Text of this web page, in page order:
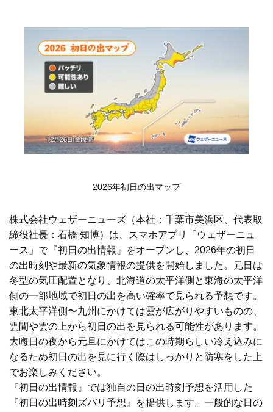
2026年初日の出マップ
株式会社ウェザーニューズ（本社：千葉市美浜区、代表取
締役社長：石橋 知博）は、スマホアプリ「ウェザーニュ
ース」で『初日の出情報』をオープンし、2026年の初日
の出時刻や最新の気象情報の提供を開始しました。元日は
冬型の気圧配置となり、北海道の太平洋側と東海の太平洋
側の一部地域で初日の出を高い確率で見られる予想です。
東北太平洋側〜九州にかけては雲が広がりやすいものの、
雲間や雲の上から初日の出を見られる可能性があります。
大晦日の夜から元旦にかけてはこの時期らしい冷え込みに
なるため初日の出を見に行く際はしっかりと防寒をした上
でお楽しみください。
『初日の出情報』では独自の日の出時刻予想を活用した
『初日の出時刻ズバリ予想』を提供します。一般的な日の